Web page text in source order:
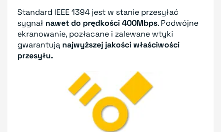
Standard IEEE 1394 jest w stanie przesyłać
sygnał nawet do prędkości 400Mbps. Podwójne
ekranowanie, pozłacane i zalewane wtyki
gwarantują najwyższej jakości właściwości
przesyłu.